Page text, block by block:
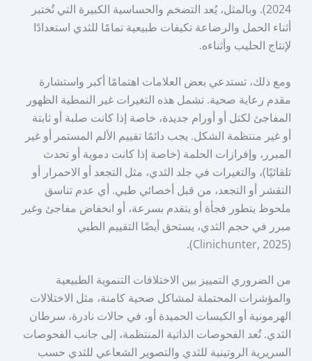
2024). وبالمثل، يُعد التضخم والحساسية الكبيرة التي تُختبر
أثناء الحمل والرضاعة تكيفات طبيعية تمامًا للثدي استعدادًا
لإنتاج الحليب وأثناءه.
ومع ذلك، تستدعي بعض العلامات اهتمامًا أكبر واستشارة
مقدم رعاية صحية. تشمل هذه التغيرات غير النمطية الظهور
المفاجئ لكتل أو أورام جديدة، خاصة إذا كانت صلبة أو ثابتة
أو غير منتظمة الشكل. يجب دائمًا تقييم الألم المستمر أو غير
المبرر، وإفرازات الحلمة (خاصة إذا كانت دموية أو تحدث
تلقائيًا)، والتغيرات في جلد الثدي، مثل التجعد أو الاحمرار أو
التقشر أو التجعد، من قبل أخصائي طبي. أي عدم تناسق
ملحوظ يتطور فجأة أو يتقدم بسرعة، أو انخفاض مفاجئ وغير
مبرر في حجم الثدي، يستحق أيضًا التقييم الطبي
(Clinichunter, 2025).
من الضروري التمييز بين الاختلافات التنموية الطبيعية
والمؤشرات المحتملة لمشاكل صحية كامنة، مثل الاختلالات
الهرمونية أو الكيسات الحميدة أو، في حالات نادرة، سرطان
الثدي. تُعد الفحوصات الذاتية المنتظمة، إلى جانب الفحوصات
السريرية الروتينية للثدي والتصوير الشعاعي للثدي حسب